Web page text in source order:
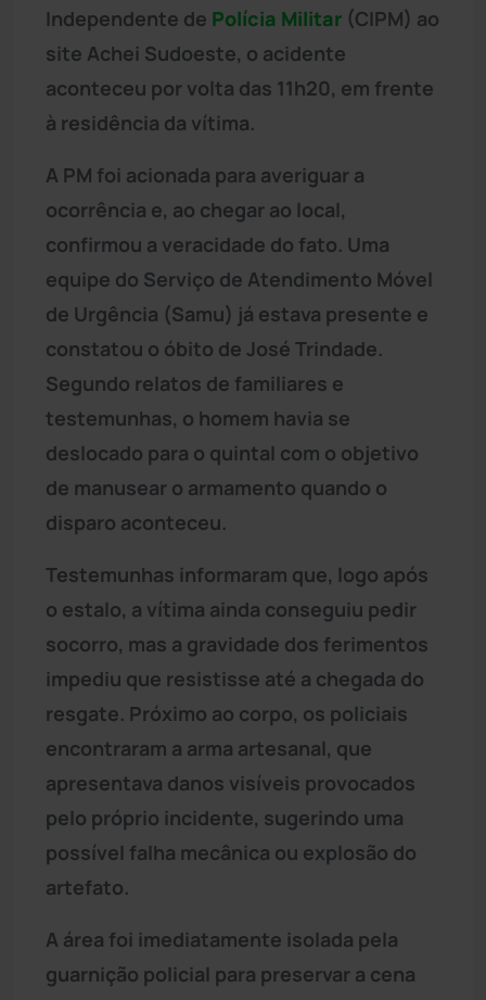
Independente de Polícia Militar (CIPM) ao
site Achei Sudoeste, o acidente
aconteceu por volta das 11h20, em frente
à residência da vítima.
A PM foi acionada para averiguar a
ocorrência e, ao chegar ao local,
confirmou a veracidade do fato. Uma
equipe do Serviço de Atendimento Móvel
de Urgência (Samu) já estava presente e
constatou o óbito de José Trindade.
Segundo relatos de familiares e
testemunhas, o homem havia se
deslocado para o quintal com o objetivo
de manusear o armamento quando o
disparo aconteceu.
Testemunhas informaram que, logo após
o estalo, a vítima ainda conseguiu pedir
socorro, mas a gravidade dos ferimentos
impediu que resistisse até a chegada do
resgate. Próximo ao corpo, os policiais
encontraram a arma artesanal, que
apresentava danos visíveis provocados
pelo próprio incidente, sugerindo uma
possível falha mecânica ou explosão do
artefato.
A área foi imediatamente isolada pela
guarnição policial para preservar a cena